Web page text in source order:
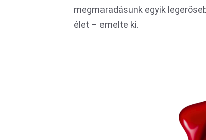
megmaradásunk egyik
élet – emelte ki.